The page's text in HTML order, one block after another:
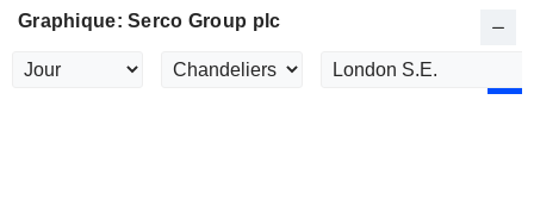
Graphique: Serco Group plc